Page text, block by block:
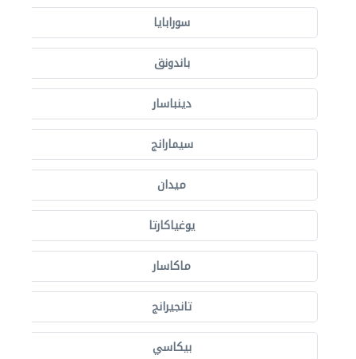
سورابايا
باندونق
دينباسار
سيمارانج
ميدان
يوغياكارتا
ماكاسار
تانجيرانج
بيكاسي